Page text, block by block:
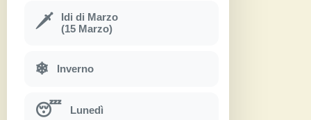
🗡
Idi di Marzo
(15 Marzo)
❄ Inverno
😴 Lunedì